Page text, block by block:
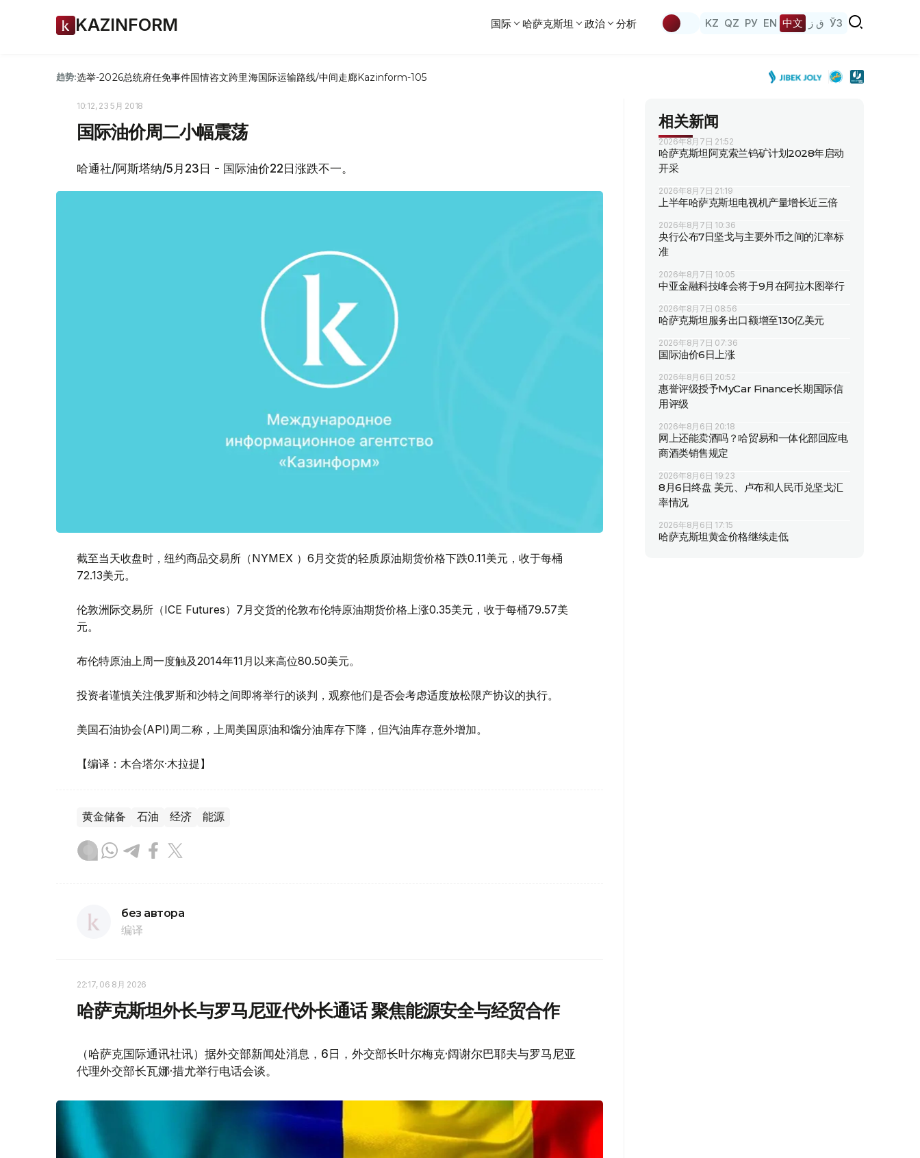
KAZINFORM 国际 哈萨克斯坦 政治 分析 KZ QZ РУ EN 中文 ق ز ЎЗ
趋势:选举-2026总统府任免事件国情咨文跨里海国际运输路线/中间走廊Kazinform-105
10:12, 23 5月 2018
国际油价周二小幅震荡
哈通社/阿斯塔纳/5月23日 - 国际油价22日涨跌不一。
截至当天收盘时，纽约商品交易所（NYMEX ）6月交货的轻质原油期货价格下跌0.11美元，收于每桶
72.13美元。
伦敦洲际交易所（ICE Futures）7月交货的伦敦布伦特原油期货价格上涨0.35美元，收于每桶79.57美
元。
布伦特原油上周一度触及2014年11月以来高位80.50美元。
投资者谨慎关注俄罗斯和沙特之间即将举行的谈判，观察他们是否会考虑适度放松限产协议的执行。
美国石油协会(API)周二称，上周美国原油和馏分油库存下降，但汽油库存意外增加。
【编译：木合塔尔·木拉提】
黄金储备 石油 经济 能源
без автора
编译
22:17, 06 8月 2026
哈萨克斯坦外长与罗马尼亚代外长通话 聚焦能源安全与经贸合作
（哈萨克国际通讯社讯）据外交部新闻处消息，6日，外交部长叶尔梅克·阔谢尔巴耶夫与罗马尼亚
代理外交部长瓦娜·措尤举行电话会谈。
相关新闻
2026年8月7日 21:52
哈萨克斯坦阿克索兰钨矿计划2028年启动
开采
2026年8月7日 21:19
上半年哈萨克斯坦电视机产量增长近三倍
2026年8月7日 10:36
央行公布7日坚戈与主要外币之间的汇率标
准
2026年8月7日 10:05
中亚金融科技峰会将于9月在阿拉木图举行
2026年8月7日 08:56
哈萨克斯坦服务出口额增至130亿美元
2026年8月7日 07:36
国际油价6日上涨
2026年8月6日 20:52
惠誉评级授予MyCar Finance长期国际信
用评级
2026年8月6日 20:18
网上还能卖酒吗？哈贸易和一体化部回应电
商酒类销售规定
2026年8月6日 19:23
8月6日终盘 美元、卢布和人民币兑坚戈汇
率情况
2026年8月6日 17:15
哈萨克斯坦黄金价格继续走低